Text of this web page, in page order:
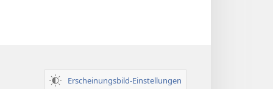
Erscheinungsbild-Einstellungen